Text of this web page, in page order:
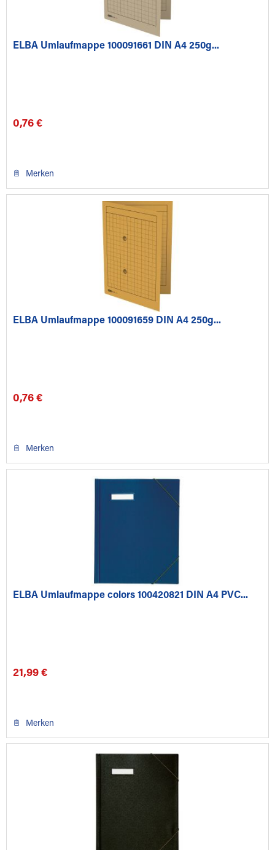
ELBA Umlaufmappe 100091661 DIN A4 250g...
0,76 €
Merken
ELBA Umlaufmappe 100091659 DIN A4 250g...
0,76 €
Merken
ELBA Umlaufmappe colors 100420821 DIN A4 PVC...
21,99 €
Merken